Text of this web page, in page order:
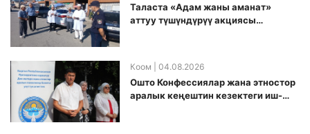
Таласта «Адам жаны аманат»
аттуу түшүндүрүү акциясы
Коом | 04.08.2026
Ошто Конфессиялар жана этностор
аралык кеңештин кезектеги иш-